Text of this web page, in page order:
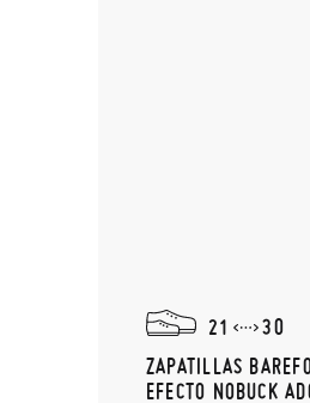
21
30
ZAPATILLAS
EFECTO NOBUCK